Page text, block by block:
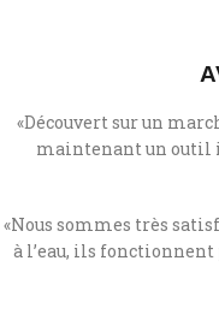
«Découvert sur un
maintenant un outil
«Nous sommes très
à l’eau, ils